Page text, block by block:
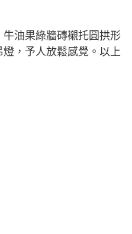
油果綠牆磚襯托圓拱形
，予人放鬆感覺。以上